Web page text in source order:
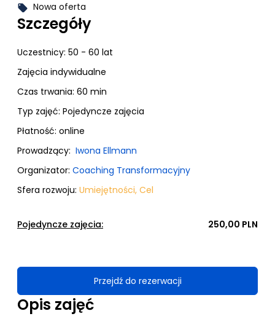
Szczegóły
local_offer Nowa oferta
Uczestnicy: 50 - 60 lat
Zajęcia indywidualne
Czas trwania: 60 min
Typ zajęć: Pojedyncze zajęcia
Płatność: online
Prowadzący: Iwona Ellmann
Organizator: Coaching Transformacyjny
Sfera rozwoju: Umiejętności, Cel
Pojedyncze zajęcia: 250,00 PLN
Przejdź do rezerwacji
Opis zajęć